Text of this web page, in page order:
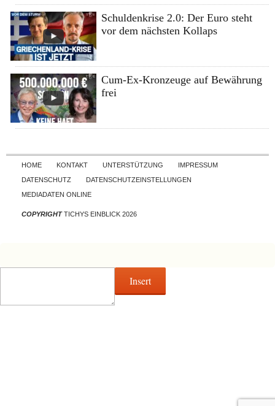
Schuldenkrise 2.0: Der Euro steht
vor dem nächsten Kollaps
Cum-Ex-Kronzeuge auf Bewährung
frei
Skip to content
HOME KONTAKT UNTERSTÜTZUNG
IMPRESSUM
DATENSCHUTZ
DATENSCHUTZEINSTELLUNGEN
MEDIADATEN ONLINE
COPYRIGHTTICHYS EINBLICK 2026
Insert